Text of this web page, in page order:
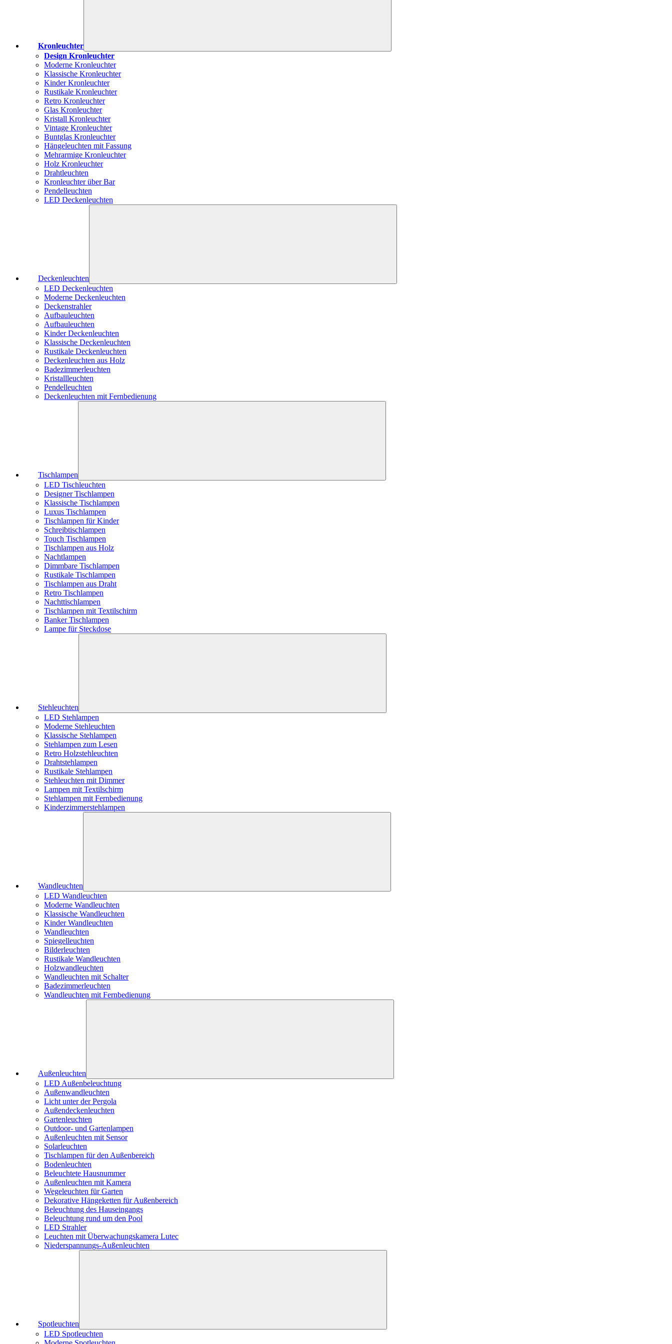
Kronleuchter
Design Kronleuchter
Moderne Kronleuchter
Klassische Kronleuchter
Kinder Kronleuchter
Rustikale Kronleuchter
Retro Kronleuchter
Glas Kronleuchter
Kristall Kronleuchter
Vintage Kronleuchter
Buntglas Kronleuchter
Hängeleuchten mit Fassung
Mehrarmige Kronleuchter
Holz Kronleuchter
Drahtleuchten
Kronleuchter über Bar
Pendelleuchten
LED Deckenleuchten
Deckenleuchten
LED Deckenleuchten
Moderne Deckenleuchten
Deckenstrahler
Aufbauleuchten
Aufbauleuchten
Kinder Deckenleuchten
Klassische Deckenleuchten
Rustikale Deckenleuchten
Deckenleuchten aus Holz
Badezimmerleuchten
Kristallleuchten
Pendelleuchten
Deckenleuchten mit Fernbedienung
Tischlampen
LED Tischleuchten
Designer Tischlampen
Klassische Tischlampen
Luxus Tischlampen
Tischlampen für Kinder
Schreibtischlampen
Touch Tischlampen
Tischlampen aus Holz
Nachtlampen
Dimmbare Tischlampen
Rustikale Tischlampen
Tischlampen aus Draht
Retro Tischlampen
Nachttischlampen
Tischlampen mit Textilschirm
Banker Tischlampen
Lampe für Steckdose
Stehleuchten
LED Stehlampen
Moderne Stehleuchten
Klassische Stehlampen
Stehlampen zum Lesen
Retro Holzstehleuchten
Drahtstehlampen
Rustikale Stehlampen
Stehleuchten mit Dimmer
Lampen mit Textilschirm
Stehlampen mit Fernbedienung
Kinderzimmerstehlampen
Wandleuchten
LED Wandleuchten
Moderne Wandleuchten
Klassische Wandleuchten
Kinder Wandleuchten
Wandleuchten
Spiegelleuchten
Bilderleuchten
Rustikale Wandleuchten
Holzwandleuchten
Wandleuchten mit Schalter
Badezimmerleuchten
Wandleuchten mit Fernbedienung
Außenleuchten
LED Außenbeleuchtung
Außenwandleuchten
Licht unter der Pergola
Außendeckenleuchten
Gartenleuchten
Outdoor- und Gartenlampen
Außenleuchten mit Sensor
Solarleuchten
Tischlampen für den Außenbereich
Bodenleuchten
Beleuchtete Hausnummer
Außenleuchten mit Kamera
Wegeleuchten für Garten
Dekorative Hängeketten für Außenbereich
Beleuchtung des Hauseingangs
Beleuchtung rund um den Pool
LED Strahler
Leuchten mit Überwachungskamera Lutec
Niederspannungs-Außenleuchten
Spotleuchten
LED Spotleuchten